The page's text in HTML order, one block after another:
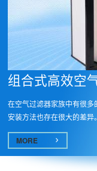
组合式高效空
在空气过滤器家族中有很
安装方法也存在很大的差
法，这...
MORE